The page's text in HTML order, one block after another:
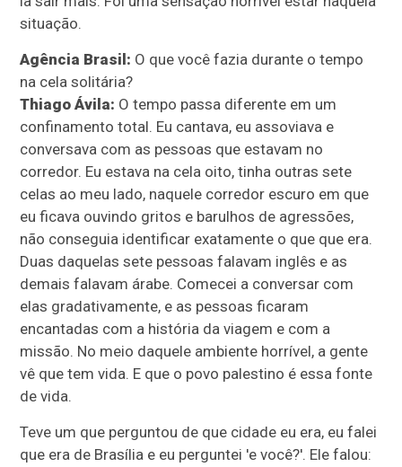
situação.
Agência Brasil: O que você fazia durante o tempo
na cela solitária?
Thiago Ávila: O tempo passa diferente em um
confinamento total. Eu cantava, eu assoviava e
conversava com as pessoas que estavam no
corredor. Eu estava na cela oito, tinha outras sete
celas ao meu lado, naquele corredor escuro em que
eu ficava ouvindo gritos e barulhos de agressões,
não conseguia identificar exatamente o que que era.
Duas daquelas sete pessoas falavam inglês e as
demais falavam árabe. Comecei a conversar com
elas gradativamente, e as pessoas ficaram
encantadas com a história da viagem e com a
missão. No meio daquele ambiente horrível, a gente
vê que tem vida. E que o povo palestino é essa fonte
de vida.
Teve um que perguntou de que cidade eu era, eu falei
que era de Brasília e eu perguntei 'e você?'. Ele falou: